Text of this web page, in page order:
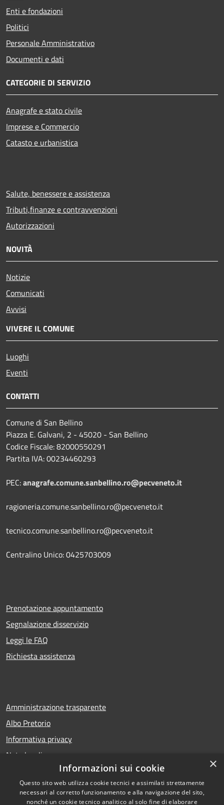
Enti e fondazioni
Politici
Personale Amministrativo
Documenti e dati
CATEGORIE DI SERVIZIO
Anagrafe e stato civile
Imprese e Commercio
Catasto e urbanistica
Salute, benessere e assistenza
Tributi,finanze e contravvenzioni
Autorizzazioni
NOVITÀ
Notizie
Comunicati
Avvisi
VIVERE IL COMUNE
Luoghi
Eventi
CONTATTI
Comune di San Bellino
Piazza E. Galvani, 2 - 45020 - San Bellino
Codice Fiscale: 82000550291
Partita IVA: 00234460293
PEC:anagrafe.comune.sanbellino.ro@pecveneto.it
ragioneria.comune.sanbellino.ro@pecveneto.it
tecnico.comune.sanbellino.ro@pecveneto.it
Centralino Unico: 0425703009
Prenotazione appuntamento
Segnalazione disservizio
Leggi le FAQ
Richiesta assistenza
Amministrazione trasparente
Albo Pretorio
Informativa privacy
Note legali
Dichiarazione di accessibilità
×
Informazioni sui cookie
Questo sito web utilizza cookie tecnici e assimilati strettamente
necessari al corretto funzionamento e alla navigazione del sito,
nonché un cookie tecnico analitico al solo fine di elaborare